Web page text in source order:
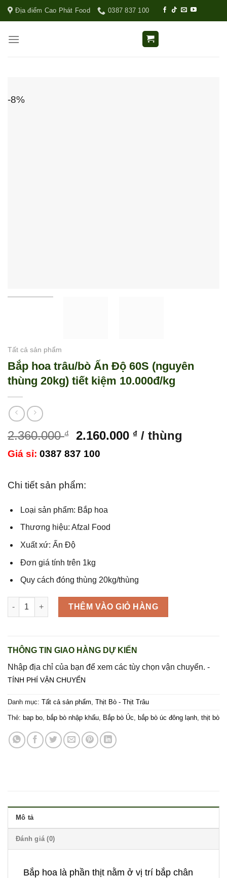
Địa điểm Cao Phát Food 0387 837 100
-8%
Tất cả sản phẩm
Bắp hoa trâu/bò Ấn Độ 60S (nguyên
thùng 20kg) tiết kiệm 10.000đ/kg
2.360.000₫
Giá
gốc
là:
2.160.000 ₫Giá
/ thùng
Giá sỉ: 0387 837 100
Chi tiết sản phẩm:
Loại sản phẩm: Bắp hoa
Thương hiệu: Afzal Food
Xuất xứ: Ấn Độ
Đơn giá tính trên 1kg
Quy cách đóng thùng 20kg/thùng
Bắp hoa trâu/bò Ấn Độ 60S (nguyên thùng 20kg) tiết kiệm
THÊM VÀO GIỎ HÀNG
THÔNG TIN GIAO HÀNG DỰ KIẾN
Nhập địa chỉ của bạn để xem các tùy chọn vận chuyển. -
TÍNH PHÍ VẬN CHUYỂN
Danh mục: Tất cả sản phẩm Thịt Bò - Thịt Trâu
Thẻ: bap bo bắp bò nhập khẩu Bắp bò Úc bắp bò úc đông lạnh thịt bò
Mô tả
Đánh giá (0)
Bắp hoa là phần thịt nằm ở vị trí bắp chân